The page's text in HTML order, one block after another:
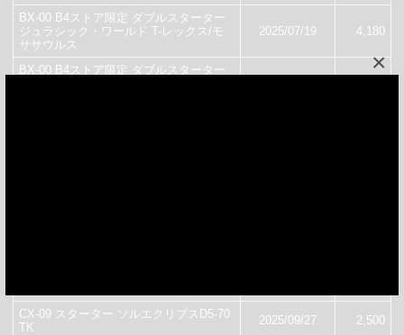
×
BX-00 B4ストア限定 ダブルスターター
ジュラシック・ワールド T-レックス/モ
ササウルス
2025/07/19 4,180
BX-00 B4ストア限定 ダブルスターター
CX-09 スターター ソルエクリプスD5-70
TK
2025/09/27 2,500